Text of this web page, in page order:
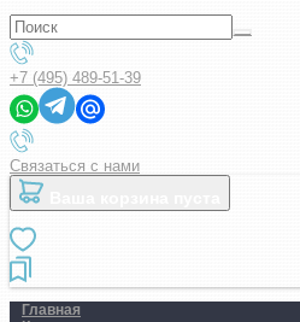
+7 (495) 489-51-39
Связаться с нами
Главная